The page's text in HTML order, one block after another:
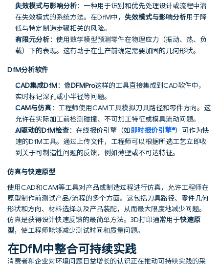
失效模式与影响分析：一种用于识别和优先处理设计或流程中潜
在失效模式的系统方法。在DfM中， 失效模式与影响分析用于降
低与特定制造步骤相关的风险。
有限元分析：使用数学模型预测零件在物理应力（振动、热、负
载）下的表现。这有助于在生产前确定需要加固的几何形状。
DfM分析软件
CAD集成DfM：像DFMPro这样的工具直接集成到CAD软件中，
实时标记深孔或小半径等问题。
CAM与仿真：工程师使用CAM工具模拟刀具路径和零件方向。这
允许在实际加工前检测碰撞、不可加工特征或模具流动问题。
AI驱动的DfM检查：在线报价引擎（如即时报价引擎®）可作为快
速的DfM工具。通过上传文件，工程师可以根据所选工艺立即收
到关于可制造性问题的反馈，例如薄壁或不可达特征。
仿真与快速原型
使用CAD和CAM等工具对产品或制造过程进行仿真，允许工程师在
原型制作前测试产品/流程的多个方面。这包括刀具路径、零件几何
形状和方向、材料选择以及产品装配，从而最大限度地减少问题。
仿真是获得设计快速反馈的最简单方法。3D打印通常用于快速原
型，使工程师能够减少测试时间和质量问题。
在DfM中整合可持续实践
消费者和企业对环境问题日益增长的认识正在推动可持续实践的采